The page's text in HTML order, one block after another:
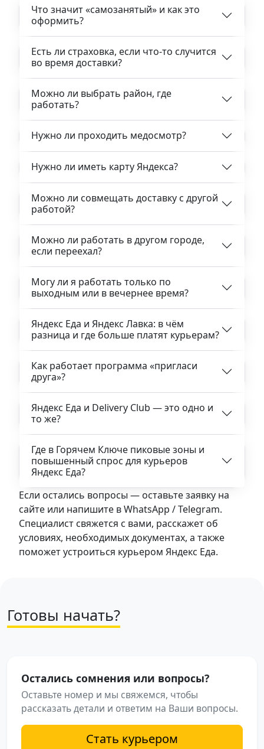
Что значит «самозанятый» и как это
оформить?
Есть ли страховка, если что-то случится
во время доставки?
Можно ли выбрать район, где
работать?
Нужно ли проходить медосмотр?
Нужно ли иметь карту Яндекса?
Можно ли совмещать доставку с другой
работой?
Можно ли работать в другом городе,
если переехал?
Могу ли я работать только по
выходным или в вечернее время?
Яндекс Еда и Яндекс Лавка: в чём
разница и где больше платят курьерам?
Как работает программа «пригласи
друга»?
Яндекс Еда и Delivery Club — это одно и
то же?
Где в Горячем Ключе пиковые зоны и
повышенный спрос для курьеров
Яндекс Еда?
Если остались вопросы — оставьте заявку на
сайте или напишите в WhatsApp / Telegram.
Специалист свяжется с вами, расскажет об
условиях, необходимых документах, а также
поможет устроиться курьером Яндекс Еда.
Готовы начать?
Остались сомнения или вопросы?
Оставьте номер и мы свяжемся, чтобы
рассказать детали и ответим на Ваши вопросы.
Стать курьером